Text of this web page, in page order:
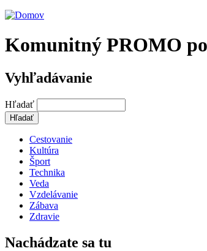
Komunitný PROMO
Vyhľadávanie
Hľadať
Cestovanie
Kultúra
Šport
Technika
Veda
Vzdelávanie
Zábava
Zdravie
Nachádzate sa tu